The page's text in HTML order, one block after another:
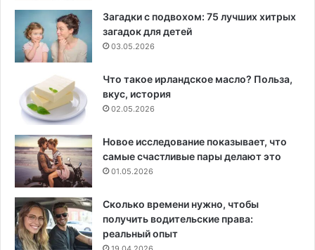
Загадки с подвохом: 75 лучших хитрых
загадок для детей
03.05.2026
Что такое ирландское масло? Польза,
вкус, история
02.05.2026
Новое исследование показывает, что
самые счастливые пары делают это
01.05.2026
Сколько времени нужно, чтобы
получить водительские права:
реальный опыт